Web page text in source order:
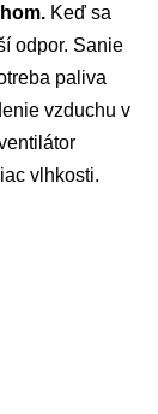
Keď sa
odpor. Sanie
paliva
vzduchu v
vlhkosti.